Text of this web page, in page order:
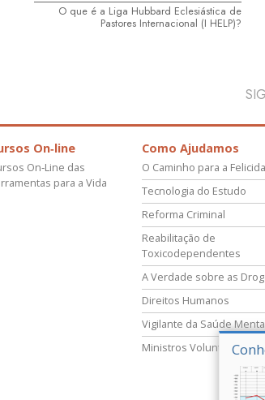
O que é a Liga Hubbard Eclesiástica de
Pastores Internacional (I HELP)?
On‑line
On‑Line das
para a Vida
Como Ajudamos
O Caminho para a
Tecnologia do Estudo
Reforma Criminal
Reabilitação de
Toxicodependentes
A Verdade sobre as
Direitos Humanos
Vigilante da Saúde
Ministros Voluntários